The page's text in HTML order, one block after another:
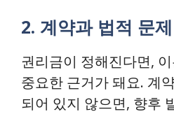
2. 계약과 법적 문
권리금이 정해진다면,
중요한 근거가 돼요. 계
되어 있지 않으면, 향후